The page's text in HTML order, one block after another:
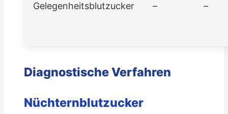
Gelegenheitsblutzucker – –
Diagnostische Verfahren
Nüchternblutzucker